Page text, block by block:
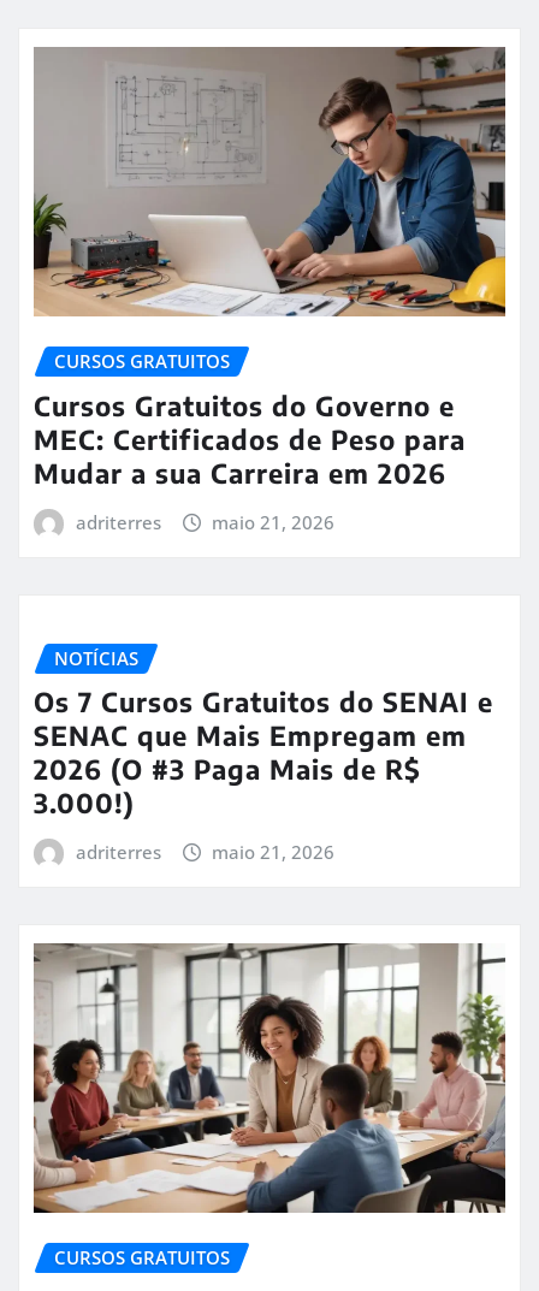
CURSOS GRATUITOS
Cursos Gratuitos do Governo e
MEC: Certificados de Peso para
Mudar a sua Carreira em 2026
adriterres maio 21, 2026
NOTÍCIAS
Os 7 Cursos Gratuitos do SENAI e
SENAC que Mais Empregam em
2026 (O #3 Paga Mais de R$
3.000!)
adriterres maio 21, 2026
CURSOS GRATUITOS